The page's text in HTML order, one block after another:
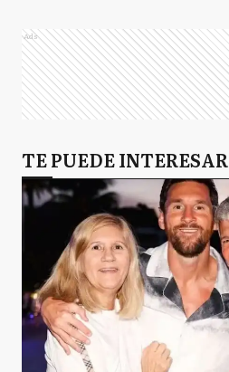
Ads
TE PUEDE INTERESAR